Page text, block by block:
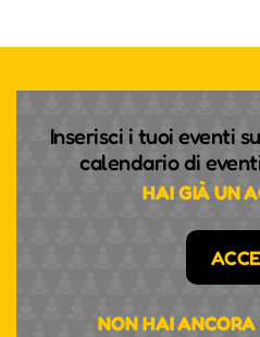
Inserisci i tuoi eventi
calendario di
HAI GIÀ UN
NON HAI